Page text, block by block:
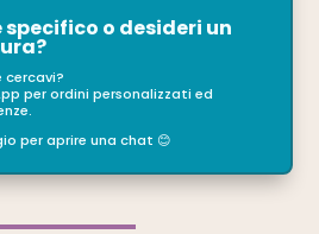
specifico o desideri un
cercavi?
per ordini personalizzati ed
per aprire una chat 😊